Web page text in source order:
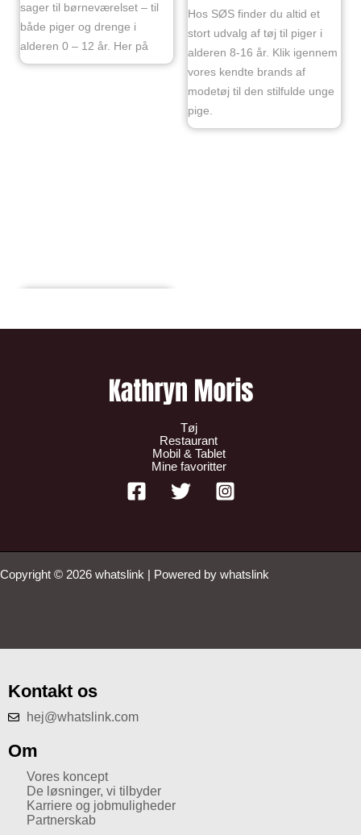
sager til børneværelset – til
både piger og drenge i
alderen 0 – 12 år. Her på
Hos SØS finder du altid et
stort udvalg af tøj til piger i
alderen 8-16 år. Klik igennem
vores kendte brands af
modetøj til den stilfulde unge
pige.
Tøj
Restaurant
Mobil & Tablet
Mine favoritter
Copyright © 2026 whatslink | Powered by whatslink
Kontakt os
hej@whatslink.com
Om
Vores koncept
De løsninger, vi tilbyder
Karriere og jobmuligheder
Partnerskab